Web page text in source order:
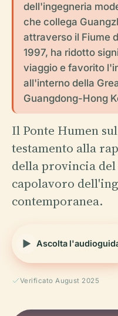
dell'ingegneria
che collega
attraverso il Fiume
1997, ha ridotto
viaggio e favorito
all'interno della
Guangdong-Hong
Il Ponte Humen
testamento alla
della provincia del
capolavoro
contemporanea.
Ascolta
Verificato August 2025